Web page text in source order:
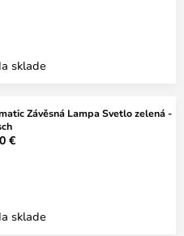
sklade
Závěsná Lampa Svetlo zelená -
€
sklade